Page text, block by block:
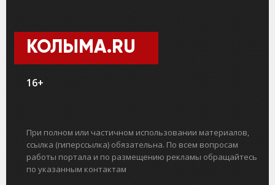
КОЛЫМА.RU
16+
При полном или частичном использовании материалов,
ссылка (гиперссылка) обязательна. По всем вопросам
работы портала и по размещению рекламы обращайтесь
по указанным контактам